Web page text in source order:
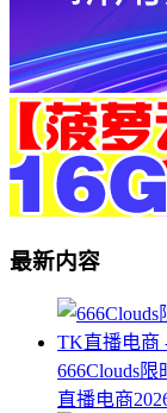
最新内容
666Clouds
直播电商